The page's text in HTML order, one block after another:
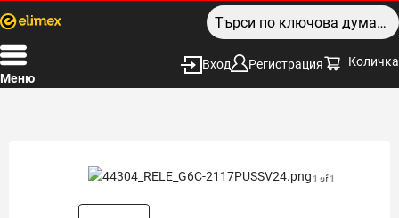
Меню
Вход Регистрация Количка
1 of 1